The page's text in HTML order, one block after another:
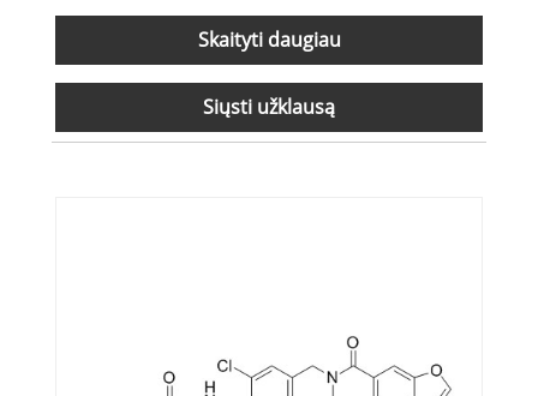
Skaityti daugiau
Siųsti užklausą